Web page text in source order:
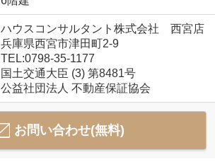
ハウスコンサルタント株式会社 西宮店
兵庫県西宮市津田町2-9
TEL:0798-35-1177
国土交通大臣 (3) 第8481号
公益社団法人 不動産保証協会
お問い合わせ(無料)